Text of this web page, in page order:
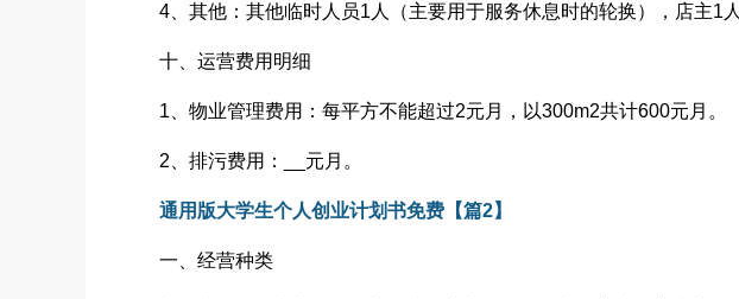
4、其他：其他临时人员1人（主要用于服务休息时的轮换），店主1人
十、运营费用明细
1、物业管理费用：每平方不能超过2元月，以300m2共计600元月。
2、排污费用：__元月。
通用版大学生个人创业计划书免费【篇2】
一、经营种类